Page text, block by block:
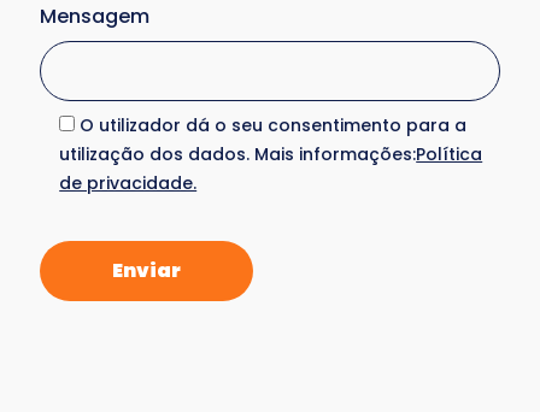
Mensagem
O utilizador dá o seu consentimento para a
utilização dos dados. Mais informações:Política
de privacidade.